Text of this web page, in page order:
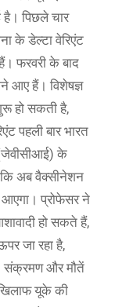
पिछले चार
के डेल्टा वेरिएंट
फरवरी के बाद
आए हैं। विशेषज्ञ
हो सकती है,
पहली बार भारत
के
कि अब वैक्सीनेशन
प्रोफेसर ने
हो सकते हैं,
जा रहा है,
संक्रमण और मौतें
यूके की